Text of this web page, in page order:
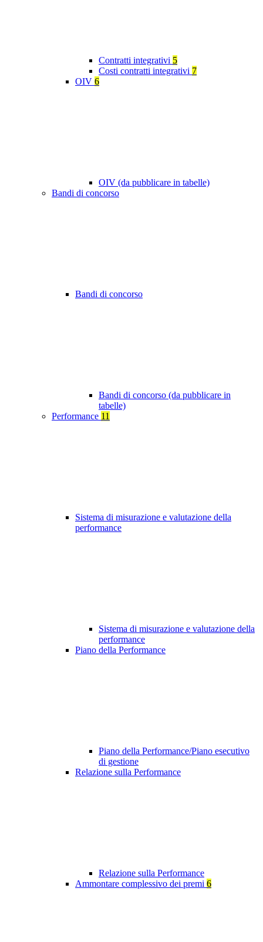
Contratti integrativi 5
Costi contratti integrativi 7
OIV 6
OIV (da pubblicare in tabelle)
Bandi di concorso
Bandi di concorso
Bandi di concorso (da pubblicare in
tabelle)
Performance 11
Sistema di misurazione e valutazione della
performance
Sistema di misurazione e valutazione della
performance
Piano della Performance
Piano della Performance/Piano esecutivo
di gestione
Relazione sulla Performance
Relazione sulla Performance
Ammontare complessivo dei premi 6